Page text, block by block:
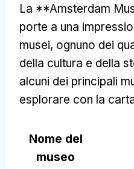
La **Amsterdam
porte a una
musei, ognuno dei
della cultura e della
alcuni dei principali
esplorare con la
Nome del
museo